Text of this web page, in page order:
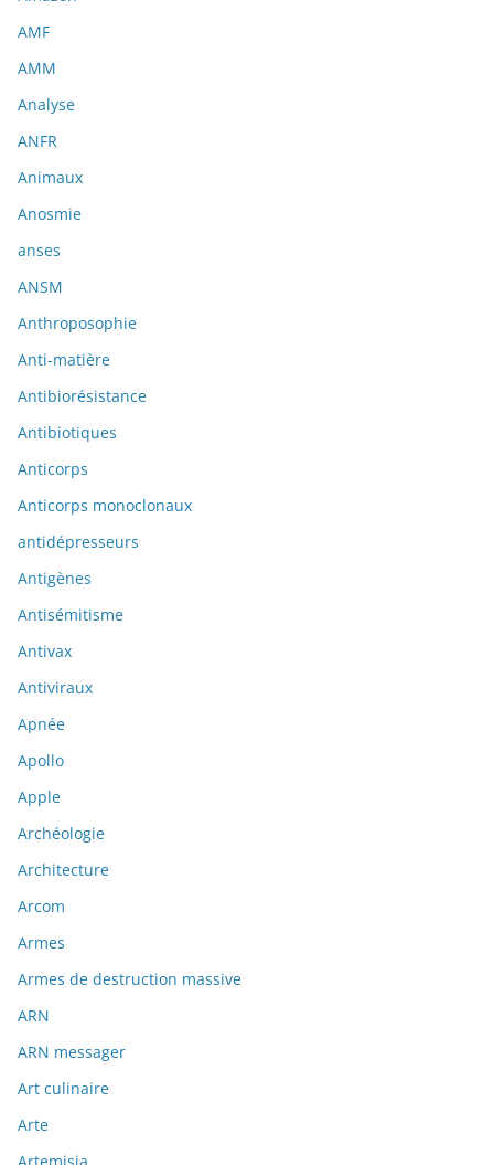
AMF
AMM
Analyse
ANFR
Animaux
Anosmie
anses
ANSM
Anthroposophie
Anti-matière
Antibiorésistance
Antibiotiques
Anticorps
Anticorps monoclonaux
antidépresseurs
Antigènes
Antisémitisme
Antivax
Antiviraux
Apnée
Apollo
Apple
Archéologie
Architecture
Arcom
Armes
Armes de destruction massive
ARN
ARN messager
Art culinaire
Arte